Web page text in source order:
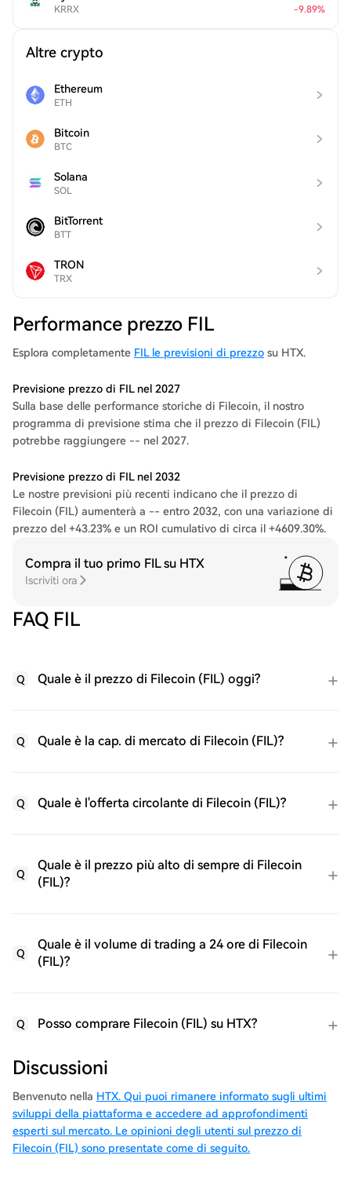
KRRX -9.89%
Altre crypto
Ethereum
ETH
Bitcoin
BTC
Solana
SOL
BitTorrent
BTT
TRON
TRX
Performance prezzo FIL
Esplora completamente FIL le previsioni di prezzo su HTX.
Previsione prezzo di FIL nel 2027
Sulla base delle performance storiche di Filecoin, il nostro
programma di previsione stima che il prezzo di Filecoin (FIL)
potrebbe raggiungere -- nel 2027.
Previsione prezzo di FIL nel 2032
Le nostre previsioni più recenti indicano che il prezzo di
Filecoin (FIL) aumenterà a -- entro 2032, con una variazione di
prezzo del +43.23% e un ROI cumulativo di circa il +4609.30%.
Compra il tuo primo FIL su HTX
Iscriviti ora
FAQ FIL
Q Quale è il prezzo di Filecoin (FIL) oggi?
Q Quale è la cap. di mercato di Filecoin (FIL)?
Q Quale è l'offerta circolante di Filecoin (FIL)?
Q
Quale è il prezzo più alto di sempre di Filecoin
(FIL)?
Q
Quale è il volume di trading a 24 ore di Filecoin
(FIL)?
Q Posso comprare Filecoin (FIL) su HTX?
Discussioni
Benvenuto nella HTX. Qui puoi rimanere informato sugli ultimi
sviluppi della piattaforma e accedere ad approfondimenti
esperti sul mercato. Le opinioni degli utenti sul prezzo di
Filecoin (FIL) sono presentate come di seguito.